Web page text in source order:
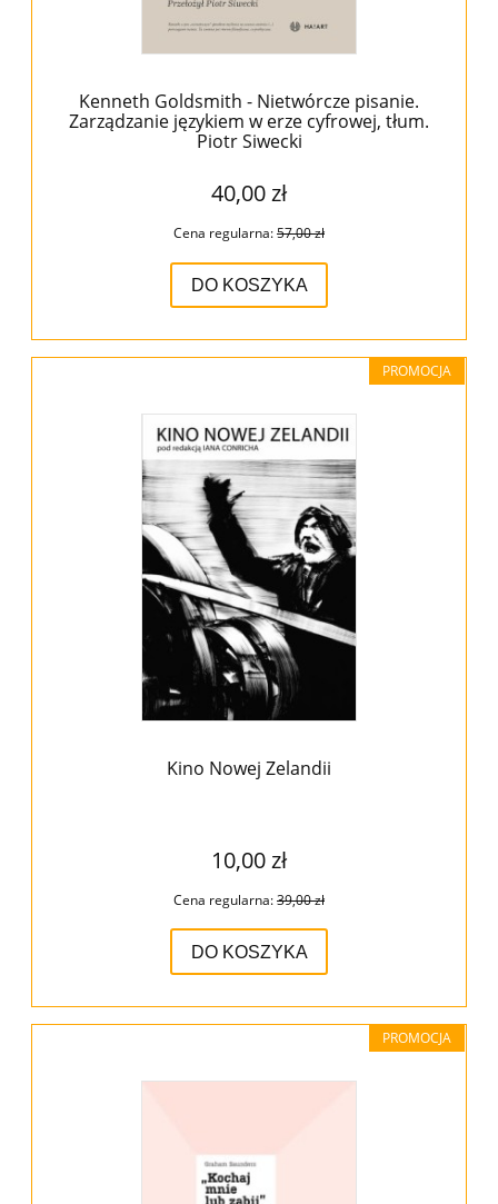
Kenneth Goldsmith - Nietwórcze pisanie.
Zarządzanie językiem w erze cyfrowej, tłum.
Piotr Siwecki
40,00 zł
Cena regularna:57,00 zł
DO KOSZYKA
Kino Nowej Zelandii
10,00 zł
Cena regularna:39,00 zł
DO KOSZYKA
PROMOCJA
PROMOCJA